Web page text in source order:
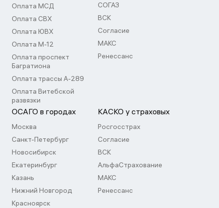
Оплата МСД
Оплата СВХ
Оплата ЮВХ
Оплата М-12
Оплата проспект
Багратиона
Оплата трассы А-289
Оплата Витебской
развязки
СОГАЗ
ВСК
Согласие
МАКС
Ренессанс
ОСАГО в городах
Москва
Санкт-Петербург
Новосибирск
Екатеринбург
Казань
Нижний Новгород
Красноярск
КАСКО у страховых
Росгосстрах
Согласие
ВСК
АльфаСтрахование
МАКС
Ренессанс